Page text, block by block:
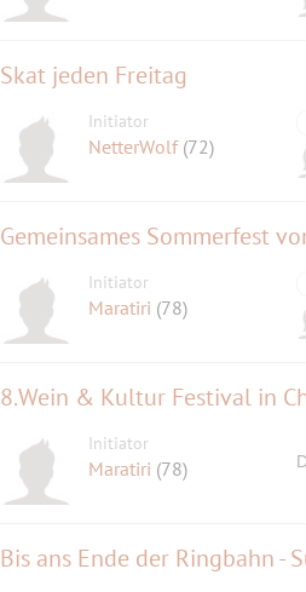
Skat jeden Freitag
Initiator
NetterWolf (72)
Initiator
Maratiri (78)
8.Wein & Kultur Festival in
Initiator
Maratiri (78)
Bis ans Ende der Ringbahn -